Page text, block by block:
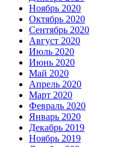
Ноябрь 2020
Октябрь 2020
Сентябрь 2020
Август 2020
Июль 2020
Июнь 2020
Май 2020
Апрель 2020
Март 2020
Февраль 2020
Январь 2020
Декабрь 2019
Ноябрь 2019